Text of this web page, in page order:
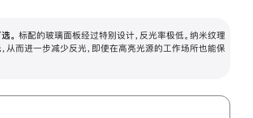
。 标配的玻璃面板经过特别设计，反光率极低。纳米纹理
从而进一步减少反光，即使在高亮光源的工作场所也能保